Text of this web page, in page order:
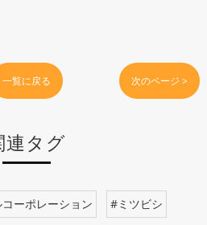
一覧に戻る 次のページ >
連タグ
ーポレーション #ミツビシ